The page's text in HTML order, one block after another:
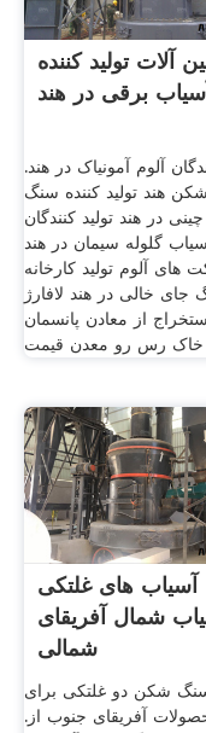
آلات تولید کننده
برقی در هند
آلوم آمونیاک در هند.
هند تولید کننده سنگ
در هند تولید کنندگان
گلوله سیمان در هند
های آلوم تولید کارخانه
جای خالی در هند لافارژ
از معادن پانسمان
خاک رس رو معدن قیمت
آسیاب های غلتکی
شمال آفریقای
شمالی
شکن دو غلتکی برای
آفریقای جنوب از.